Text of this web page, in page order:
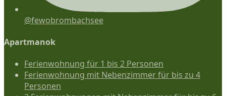
@fewobrombachsee
Apartmanok
Ferienwohnung für 1 bis 2 Personen
Ferienwohnung mit Nebenzimmer für bis zu 4
Personen